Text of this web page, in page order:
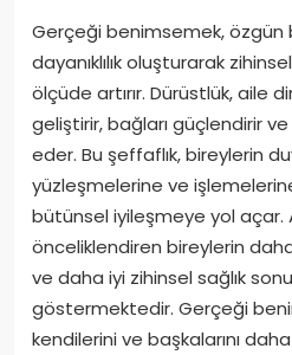
Gerçeği benimsemek, özgün
dayanıklılık oluşturarak
ölçüde artırır. Dürüstlük, aile
geliştirir, bağları güçlendirir
eder. Bu şeffaflık, bireylerin
yüzleşmelerine ve
bütünsel iyileşmeye yol açar.
önceliklendiren bireylerin
ve daha iyi zihinsel sağlık
göstermektedir. Gerçeği
kendilerini ve başkalarını